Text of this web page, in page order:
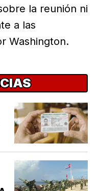
la reunión ni
a las
Washington.